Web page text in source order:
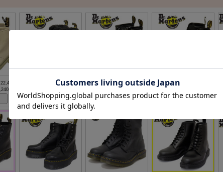
円)
価格：22,000円(本体 20,000
価格：22,000円(本体 20,000
価格：27,280円(本体 24,800